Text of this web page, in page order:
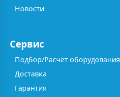
Новости
Сервис
Подбор/Расчёт оборудования
Доставка
Гарантия